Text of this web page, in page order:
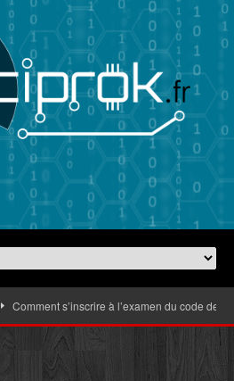
Comment s’inscrire à l’examen du code de la